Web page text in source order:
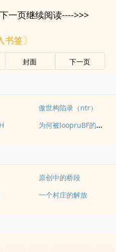
一页继续阅读---->>>
书签〕
封面 下一页
傲世构陷录（ntr）
为何被loopruBF的日常战记
原创中的桥段
一个村庄的解放